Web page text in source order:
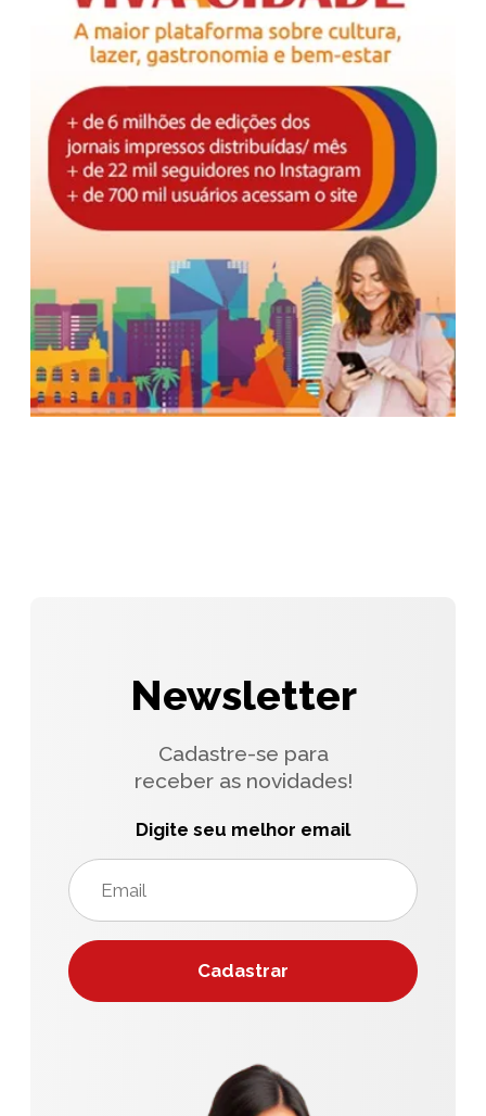
Newsletter
Cadastre-se para
receber as novidades!
Digite seu melhor email